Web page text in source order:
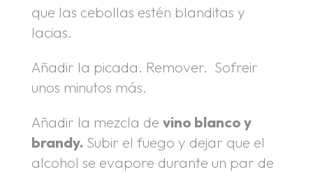
que las cebollas estén blanditas y
lacias.
Añadir la picada. Remover. Sofreir
unos minutos más.
Añadir la mezcla de vino blanco y
brandy. Subir el fuego y dejar que el
alcohol se evapore durante un par de